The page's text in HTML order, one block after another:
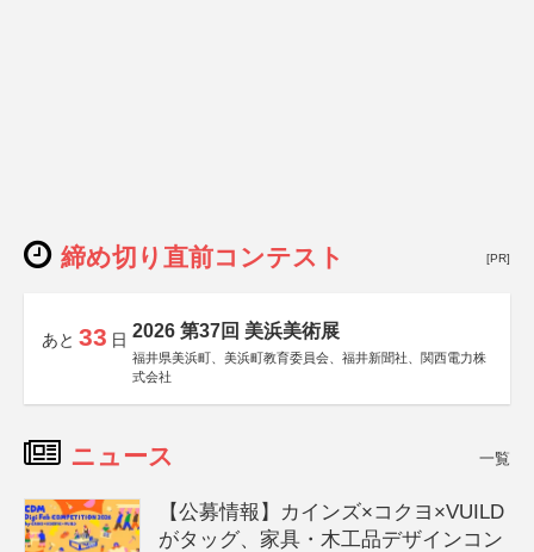
締め切り直前コンテスト [PR]
あと 33 日 2026 第37回 美浜美術展
福井県美浜町、美浜町教育委員会、福井新聞社、関西電力株
式会社
ニュース 一覧
【公募情報】カインズ×コクヨ×VUILD
がタッグ、家具・木工品デザインコン